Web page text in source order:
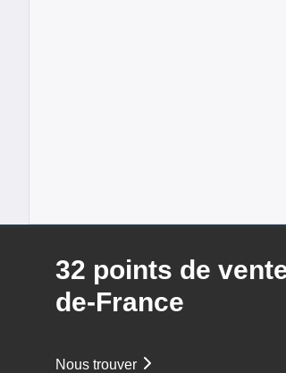
32 points de
de-France
Nous trouver